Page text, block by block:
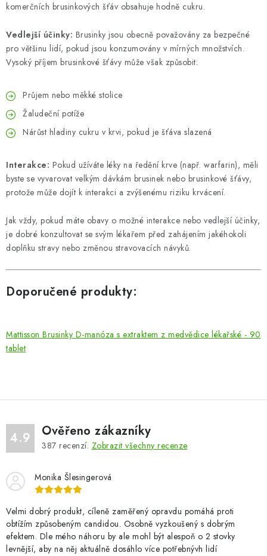
komerčních brusinkových šťáv obsahuje hodně cukru.
Vedlejší účinky: Brusinky jsou obecně považovány za bezpečné
pro většinu lidí, pokud jsou konzumovány v mírných množstvích.
Vysoký příjem brusinkové šťávy může však způsobit:
Průjem nebo měkké stolice
Žaludeční potíže
Nárůst hladiny cukru v krvi, pokud je šťáva slazená
Interakce: Pokud užíváte léky na ředění krve (např. warfarin), měli
byste se vyvarovat velkým dávkám brusinek nebo brusinkové šťávy,
protože může dojít k interakci a zvýšenému riziku krvácení.
Jak vždy, pokud máte obavy o možné interakce nebo vedlejší účinky,
je dobré konzultovat se svým lékařem před zahájením jakéhokoli
doplňku stravy nebo změnou stravovacích návyků.
Doporučené produkty:
Mattisson Brusinky D-manóza s extraktem z medvědice lékařské - 90
tablet
4.9 Ověřeno zákazníky
387 recenzí. Zobrazit všechny recenze
Monika Šlesingerová
Velmi dobrý produkt, cíleně zaměřený opravdu pomáhá proti
obtížím způsobeným candidou. Osobně vyzkoušený s dobrým
efektem. Dle mého náhoru by ale mohl být alespoň o 2 stovky
levnější, aby na něj aktuálně dosáhlo více potřebnývh lidí